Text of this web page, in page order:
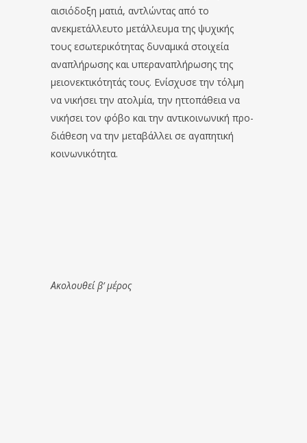
αισιόδοξη ματιά, αντλώντας από το
ανεκμετάλλευτο μετάλλευμα της ψυχικής
τους εσωτερικότητας δυναμικά στοιχεία
αναπλήρωσης και υπεραναπλήρωσης της
μειονεκτικότητάς τους. Ενίσχυσε την τόλμη
να νικήσει την ατολμία, την ηττοπάθεια να
νικήσει τον φόβο και την αντικοινωνική προ-
διάθεση να την μεταβάλλει σε αγαπητική
κοινωνικότητα.
Ακολουθεί β’ μέρος